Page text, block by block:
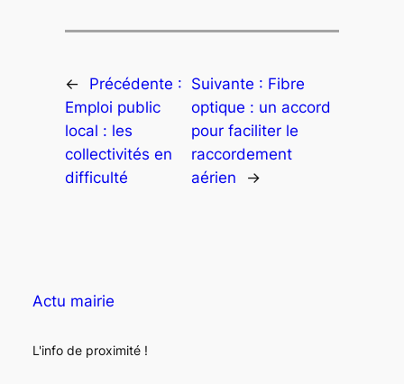
←
Précédente :
Emploi public
local : les
collectivités en
difficulté
Suivante : Fibre
optique : un accord
pour faciliter le
raccordement
aérien
→
Actu mairie
L'info de proximité !